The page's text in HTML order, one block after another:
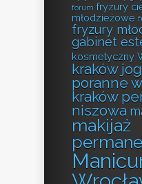
forum fryzury
młodzieżowe
fryzury
gabinet
kosmetyczny
kraków
poranne
kraków
niszowa
makijaż